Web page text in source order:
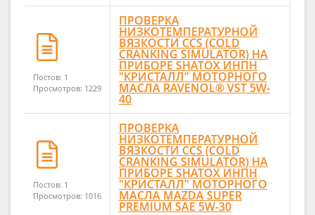
Постов: 1
Просмотров: 1229
ПРОВЕРКА
НИЗКОТЕМПЕРАТУРНОЙ
ВЯЗКОСТИ CCS (COLD
CRANKING SIMULATOR) НА
ПРИБОРЕ SHATOX ИНПН
"КРИСТАЛЛ" МОТОРНОГО
МАСЛА RAVENOL® VST 5W-
40
Постов: 1
Просмотров: 1016
ПРОВЕРКА
НИЗКОТЕМПЕРАТУРНОЙ
ВЯЗКОСТИ CCS (COLD
CRANKING SIMULATOR) НА
ПРИБОРЕ SHATOX ИНПН
"КРИСТАЛЛ" МОТОРНОГО
МАСЛА MAZDA SUPER
PREMIUM SAE 5W-30